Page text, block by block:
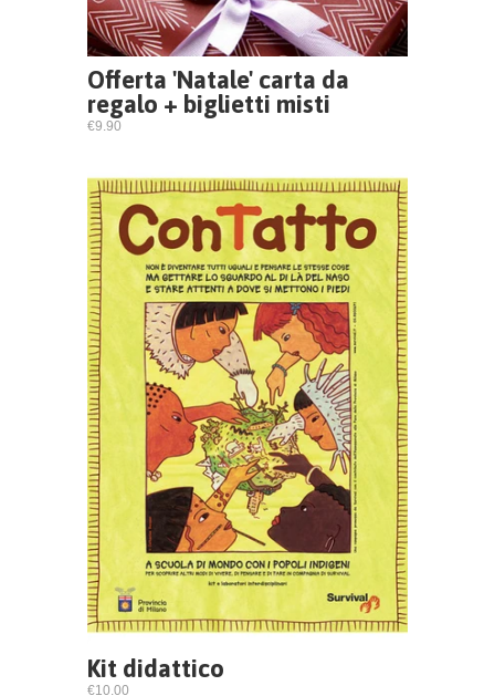
Offerta 'Natale' carta da
regalo + biglietti misti
€9.90
Kit didattico
€10.00